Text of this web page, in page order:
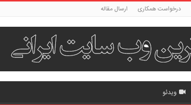
درخواست همکاری ارسال مقاله
ویدئو